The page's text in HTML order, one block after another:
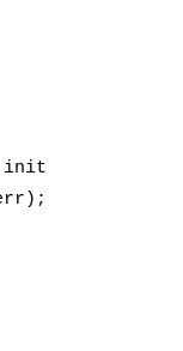
init